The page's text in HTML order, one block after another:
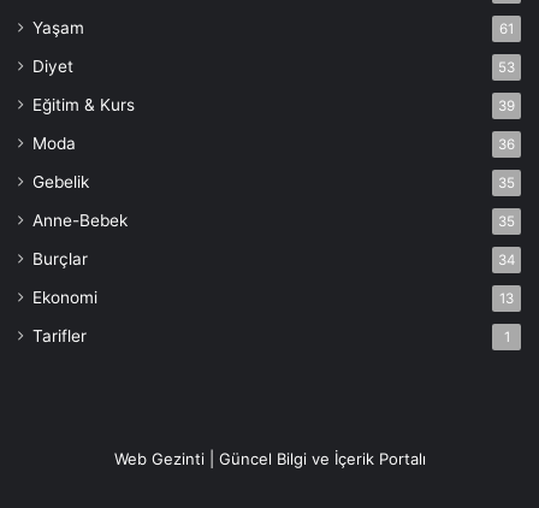
Yaşam 61
Diyet 53
Eğitim & Kurs 39
Moda 36
Gebelik 35
Anne-Bebek 35
Burçlar 34
Ekonomi 13
Tarifler 1
Web Gezinti | Güncel Bilgi ve İçerik Portalı